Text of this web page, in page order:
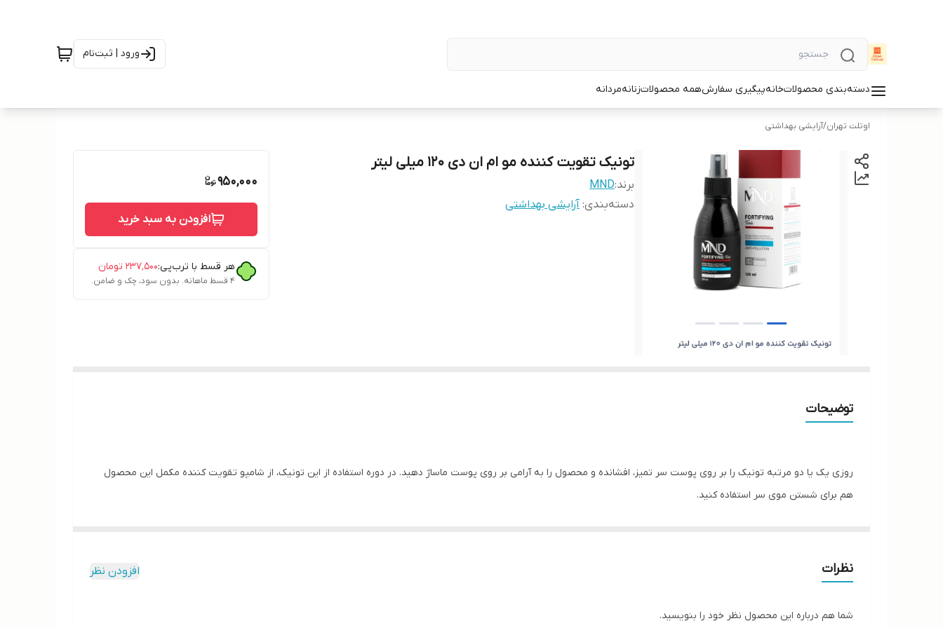
ورود | ثبت‌نام
دسته‌بندی محصولاتخانهپیگیری سفارشهمه محصولاتزنانهمردانه
اوتلت تهران/آرایشی بهداشتی
تونیک تقویت کننده مو ام ان دی 120 میلی لیتر
برند:MND
دسته‌بندی: آرایشی بهداشتی
950,000
افزودن به سبد خرید
هر قسط با ترب‌پی:۲۳۷٬۵۰۰ تومان
۴ قسط ماهانه. بدون سود، چک و ضامن.
توضیحات
روزی یک یا دو مرتبه تونیک را بر روی پوست سر تمیز، افشانده و محصول را به آرامی بر روی پوست ماساژ دهید. در دوره استفاده از این تونیک، از شامپو تقویت کننده مکمل این محصول
هم برای شستن موی سر استفاده کنید.
نظرات افزودن نظر
شما هم درباره این محصول نظر خود را بنویسید.